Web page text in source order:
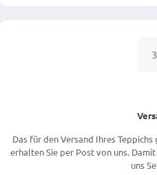
3
Das für den Versand Ihres Teppichs
erhalten Sie per Post von uns.
uns